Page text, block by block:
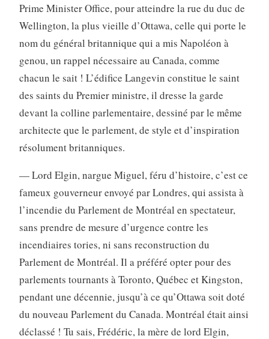
Prime Minister Office, pour atteindre la rue du duc de
Wellington, la plus vieille d’Ottawa, celle qui porte le
nom du général britannique qui a mis Napoléon à
genou, un rappel nécessaire au Canada, comme
chacun le sait ! L’édifice Langevin constitue le saint
des saints du Premier ministre, il dresse la garde
devant la colline parlementaire, dessiné par le même
architecte que le parlement, de style et d’inspiration
résolument britanniques.
— Lord Elgin, nargue Miguel, féru d’histoire, c’est ce
fameux gouverneur envoyé par Londres, qui assista à
l’incendie du Parlement de Montréal en spectateur,
sans prendre de mesure d’urgence contre les
incendiaires tories, ni sans reconstruction du
Parlement de Montréal. Il a préféré opter pour des
parlements tournants à Toronto, Québec et Kingston,
pendant une décennie, jusqu’à ce qu’Ottawa soit doté
du nouveau Parlement du Canada. Montréal était ainsi
déclassé ! Tu sais, Frédéric, la mère de lord Elgin,